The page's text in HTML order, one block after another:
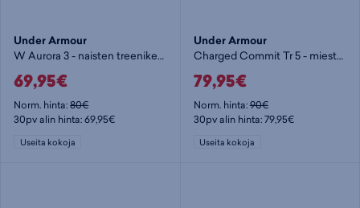
Under Armour
W Aurora 3 - naisten treenikengät
69,95€
Norm. hinta:80€
30pv alin hinta: 69,95€
Useita kokoja
Under Armour
Charged Commit Tr 5 - miesten treenikengät
79,95€
Norm. hinta:90€
30pv alin hinta: 79,95€
Useita kokoja